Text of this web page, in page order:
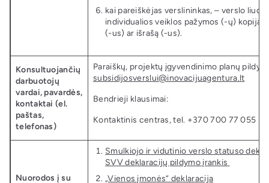
kai pareiškėjas verslininkas, – verslo
individualios veiklos pažymos (-ų) kopiją
(-us) ar išrašą (-us).
Konsultuojančių
darbuotojų
vardai, pavardės,
kontaktai (el.
paštas,
telefonas)
Paraiškų, projektų įgyvendinimo planų
subsidijosverslui@inovacijuagentura.lt
Bendrieji klausimai:
Kontaktinis centras, tel. +370 700 77 055
Nuorodos į su
Smulkiojo ir vidutinio verslo statuso
SVV deklaracijų pildymo įrankis
„Vienos įmonės“ deklaracija